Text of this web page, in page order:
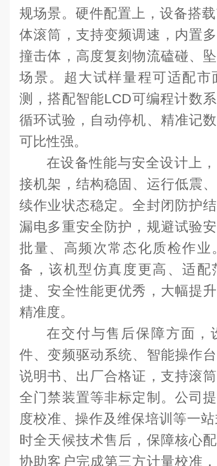
规场景。硬件配置上，设备搭
体滚筒，支持变频调速，内置
撞击体，高度复刻物流磕碰、
场景。超大试样量程可适配市
测，搭配智能LCD可编程计数
循环试验，自动停机、精准记
可比性强。
在设备性能与安全设计上
接机架，结构稳固、运行低震
续作业状态稳定。全封闭防护
漏电多重安全防护，规避试验
批量、高频次常态化质检作业
备，该机型仿真度更高、适
捷、安全性能更优秀，大幅提
精准度。
在交付与售后保障方面，
件、变频驱动系统、智能操作
说明书、出厂合格证，支持滚
全门禁装置等非标定制。公司
度校准、操作及维保培训等一
时全天候技术售后，保障核心
协助客户完成第三方计量校准